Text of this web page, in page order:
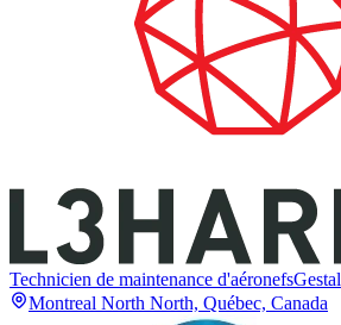
Technicien de maintenance d'aéronefsGestal
Montreal North North, Québec, Canada